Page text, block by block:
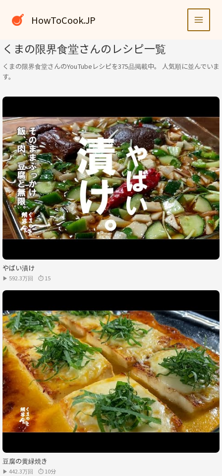
キ
ッ
プ
HowToCook.JP
くまの限界食堂さんのレシピ一覧
くまの限界食堂さんのYouTubeレシピを375品掲載中。 人気順に並んでいま
す。
やばい漬け
▶ 592.3万回 ⏱ 15
豆腐の黄緑焼き
▶ 442.3万回 ⏱ 10分